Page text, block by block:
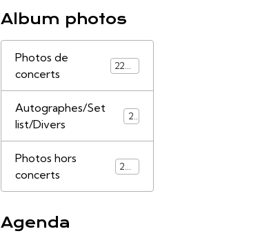
Album photos
Photos de
concerts
2285
Autographes/Set
list/Divers
21
Photos hors
concerts
253
Agenda